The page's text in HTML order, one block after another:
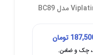
تومان